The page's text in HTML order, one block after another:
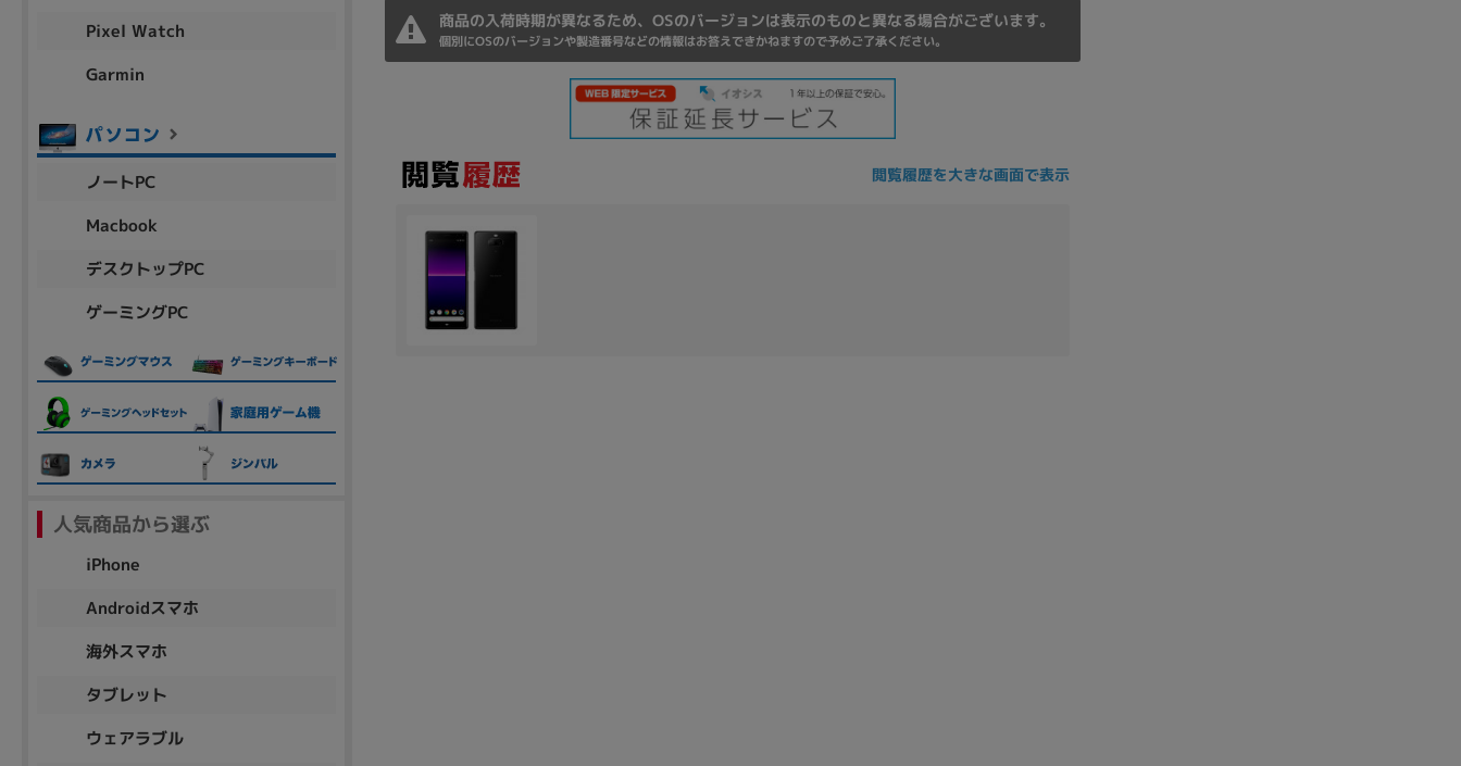
商品の入荷時期が異なるため、OSのバージョンは表示のものと異なる場合がございます。
個別にOSのバージョンや製造番号などの情報はお答えできかねますので予めご了承ください。
閲覧履歴を大きな画面で表示
Pixel Watch
Garmin
ノートPC
Macbook
デスクトップPC
ゲーミングPC
人気商品から選ぶ
iPhone
Androidスマホ
海外スマホ
タブレット
ウェアラブル
その他
メモリ
~
容量
~
円 ～
各項目のチェックボックスは「or検索」となります。